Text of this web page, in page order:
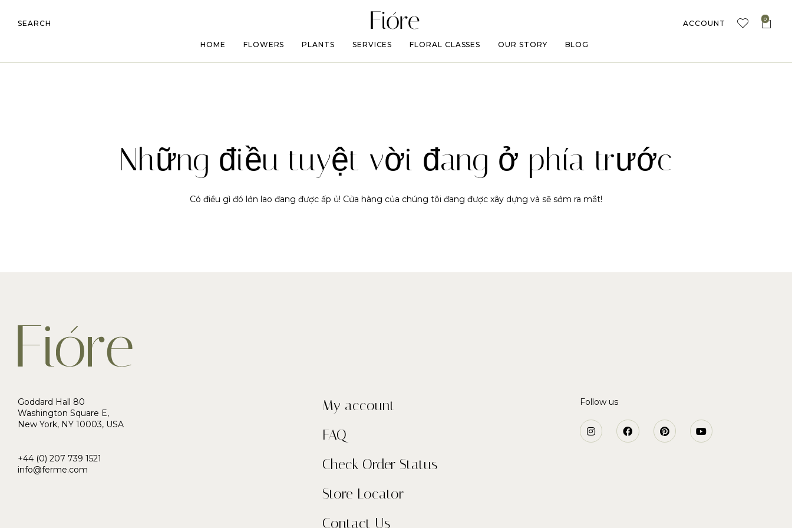
SEARCH
HOME FLOWERS PLANTS SERVICES FLORAL CLASSES OUR STORY BLOG
ACCOUNT 0
Những điều tuyệt vời đang ở phía trước
Có điều gì đó lớn lao đang được ấp ủ! Cửa hàng của chúng tôi đang được xây dựng và sẽ sớm ra mắt!
Goddard Hall 80
Washington Square E,
New York, NY 10003, USA
+44 (0) 207 739 1521
info@ferme.com
My account
FAQ
Check Order Status
Store Locator
Contact Us
Follow us